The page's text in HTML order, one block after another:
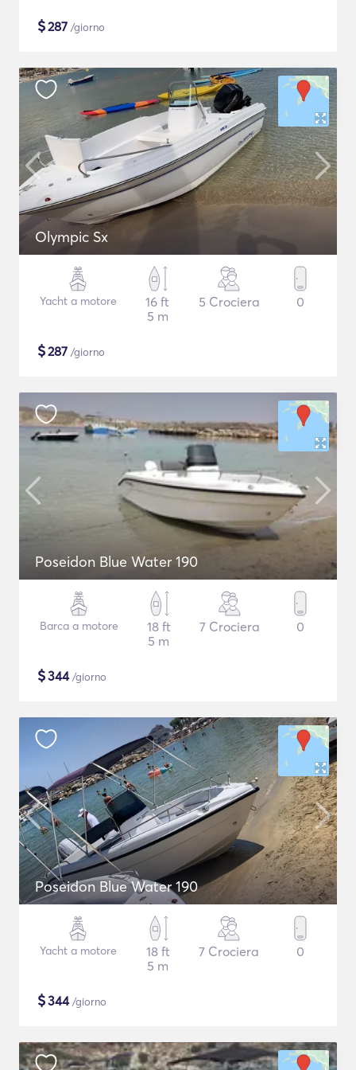
$287 /giorno
Olympic Sx
Yacht a motore
16 ft
5 m
5 Crociera 0
$287 /giorno
Poseidon Blue Water 190
Barca a motore
18 ft
5 m
7 Crociera 0
$344/giorno
Poseidon Blue Water 190
Yacht a motore
18 ft
5 m
7 Crociera 0
$344/giorno